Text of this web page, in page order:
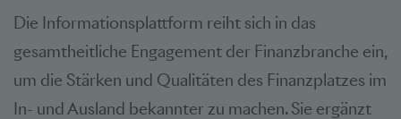
Die Informationsplattform reiht sich in das
gesamtheitliche Engagement der Finanzbranche ein,
um die Stärken und Qualitäten des Finanzplatzes im
In- und Ausland bekannter zu machen. Sie ergänzt